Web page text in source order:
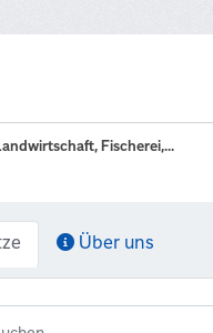
Fischerei,...
Über uns